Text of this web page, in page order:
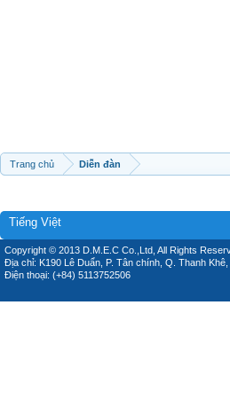
Trang chủ Diễn đàn
Tiếng Việt
Copyright © 2013 D.M.E.C Co.,Ltd, All Rights
Địa chỉ: K190 Lê Duẩn, P. Tân chính, Q. Thanh
Điện thoại: (+84) 5113752506